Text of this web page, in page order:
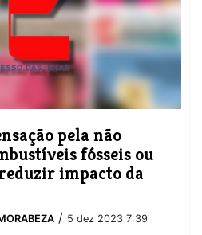
pela não
fósseis ou
impacto da
/ 5 dez 2023 7:39